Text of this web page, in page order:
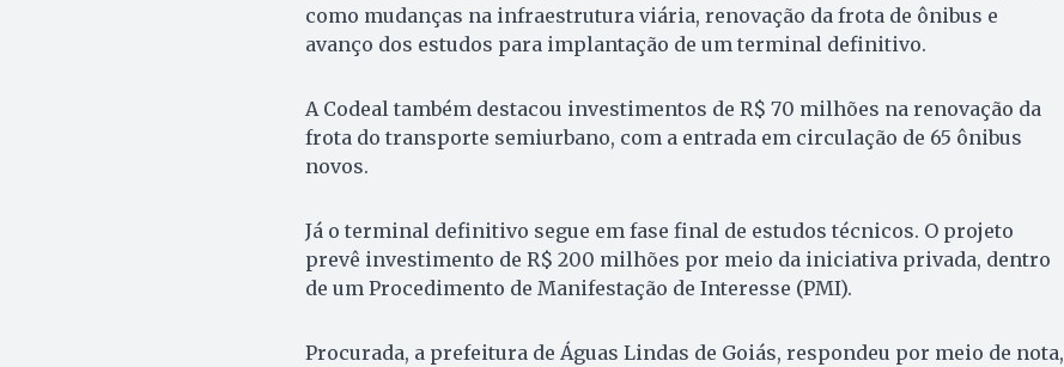
como mudanças na infraestrutura viária, renovação da frota de ônibus e
avanço dos estudos para implantação de um terminal definitivo.
A Codeal também destacou investimentos de R$ 70 milhões na renovação da
frota do transporte semiurbano, com a entrada em circulação de 65 ônibus
novos.
Já o terminal definitivo segue em fase final de estudos técnicos. O projeto
prevê investimento de R$ 200 milhões por meio da iniciativa privada, dentro
de um Procedimento de Manifestação de Interesse (PMI).
Procurada, a prefeitura de Águas Lindas de Goiás, respondeu por meio de nota,